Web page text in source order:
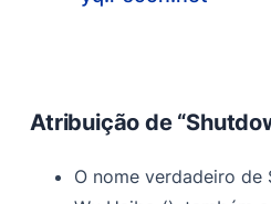
Atribuição de
O nome verdadeiro de